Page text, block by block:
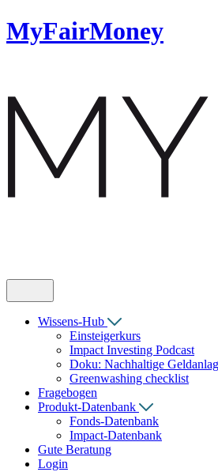
MyFairMoney
Wissens-Hub
Einsteigerkurs
Impact Investing Podcast
Doku: Nachhaltige
Greenwashing checklist
Fragebogen
Produkt-Datenbank
Fonds-Datenbank
Impact-Datenbank
Gute Beratung
Login